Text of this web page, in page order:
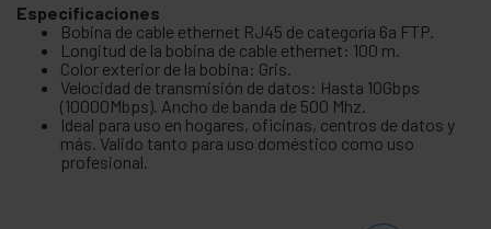
Especificaciones
Bobina de cable ethernet RJ45 de categoría 6a FTP.
Longitud de la bobina de cable ethernet: 100 m.
Color exterior de la bobina: Gris.
Velocidad de transmisión de datos: Hasta 10Gbps
(10000Mbps). Ancho de banda de 500 Mhz.
Ideal para uso en hogares, oficinas, centros de datos y
más. Valido tanto para uso doméstico como uso
profesional.